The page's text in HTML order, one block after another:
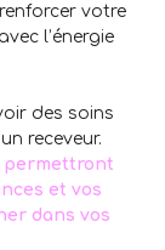
votre
l’énergie
des soins
receveur.
permettront
et vos
dans vos